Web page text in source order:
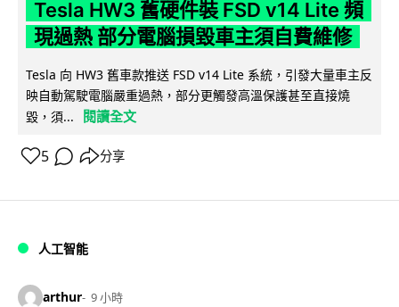
Tesla HW3 舊硬件裝 FSD v14 Lite 頻
現過熱 部分電腦損毀車主須自費維修
Tesla 向 HW3 舊車款推送 FSD v14 Lite 系統，引發大量車主反
映自動駕駛電腦嚴重過熱，部分更觸發高溫保護甚至直接燒
毀，須...
閱讀全文
5 分享
人工智能
arthur 9 小時